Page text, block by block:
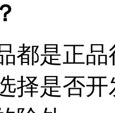
都是正
择是否